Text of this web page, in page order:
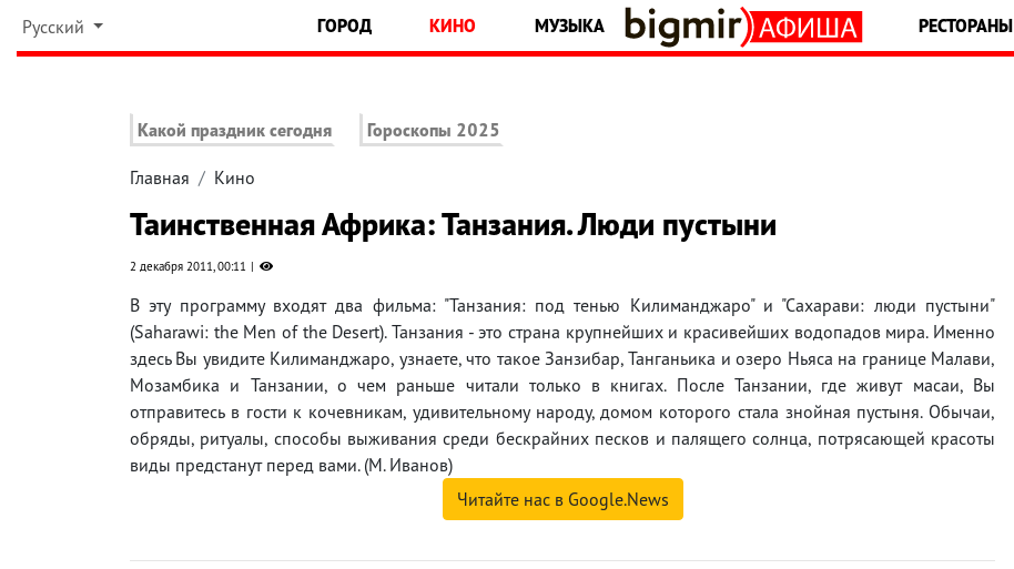
Русский ГОРОД КИНО МУЗЫКА РЕСТОРАНЫ
Какой праздник сегодня Гороскопы 2025
Главная Кино
Таинственная Африка: Танзания. Люди пустыни
2 декабря 2011, 00:11
В эту программу входят два фильма: "Танзания: под тенью Килиманджаро" и "Сахарави: люди пустыни"
(Saharawi: the Men of the Desert). Танзания - это страна крупнейших и красивейших водопадов мира. Именно
здесь Вы увидите Килиманджаро, узнаете, что такое Занзибар, Танганьика и озеро Ньяса на границе Малави,
Мозамбика и Танзании, о чем раньше читали только в книгах. После Танзании, где живут масаи, Вы
отправитесь в гости к кочевникам, удивительному народу, домом которого стала знойная пустыня. Обычаи,
обряды, ритуалы, способы выживания среди бескрайних песков и палящего солнца, потрясающей красоты
виды предстанут перед вами. (М. Иванов)
Читайте нас в Google.News